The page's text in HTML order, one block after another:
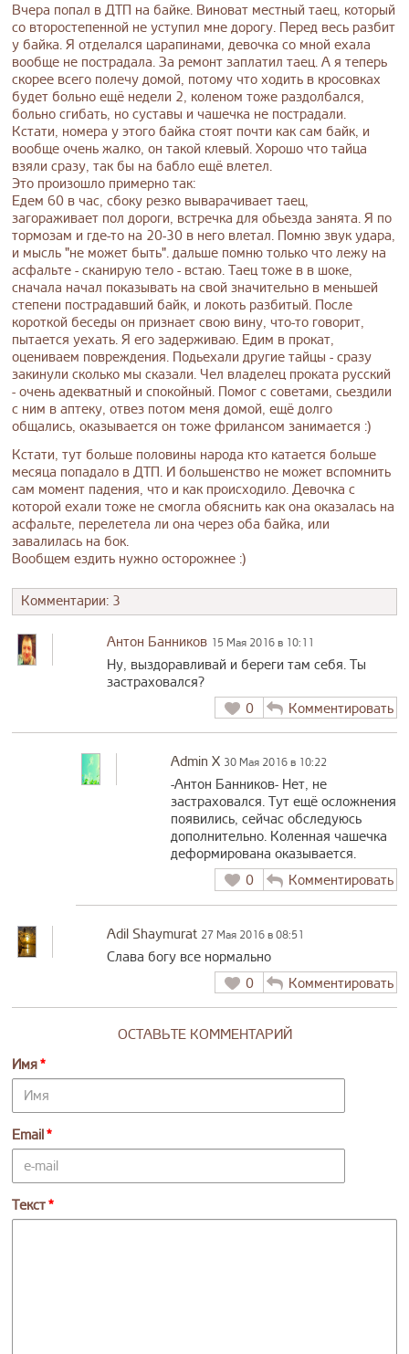
Вчера попал в ДТП на байке. Виноват местный таец, который
со второстепенной не уступил мне дорогу. Перед весь разбит
у байка. Я отделался царапинами, девочка со мной ехала
вообще не пострадала. За ремонт заплатил таец. А я теперь
скорее всего полечу домой, потому что ходить в кросовках
будет больно ещё недели 2, коленом тоже раздолбался,
больно сгибать, но суставы и чашечка не пострадали.
Кстати, номера у этого байка стоят почти как сам байк, и
вообще очень жалко, он такой клевый. Хорошо что тайца
взяли сразу, так бы на бабло ещё влетел.
Это произошло примерно так:
Едем 60 в час, сбоку резко выварачивает таец,
загораживает пол дороги, встречка для обьезда занята. Я по
тормозам и где-то на 20-30 в него влетал. Помню звук удара,
и мысль "не может быть". дальше помню только что лежу на
асфальте - сканирую тело - встаю. Таец тоже в в шоке,
сначала начал показывать на свой значительно в меньшей
степени пострадавший байк, и локоть разбитый. После
короткой беседы он признает свою вину, что-то говорит,
пытается уехать. Я его задерживаю. Едим в прокат,
оцениваем повреждения. Подьехали другие тайцы - сразу
закинули сколько мы сказали. Чел владелец проката русский
- очень адекватный и спокойный. Помог с советами, сьездили
с ним в аптеку, отвез потом меня домой, ещё долго
общались, оказывается он тоже фрилансом занимается :)
Кстати, тут больше половины народа кто катается больше
месяца попадало в ДТП. И большенство не может вспомнить
сам момент падения, что и как происходило. Девочка с
которой ехали тоже не смогла обяснить как она оказалась на
асфальте, перелетела ли она через оба байка, или
завалилась на бок.
Вообщем ездить нужно осторожнее :)
Комментарии: 3
Антон Банников 15 Мая 2016 в 10:11
Ну, выздоравливай и береги там себя. Ты
застраховался?
0
Комментировать
Admin X 30 Мая 2016 в 10:22
-Антон Банников- Нет, не
застраховался. Тут ещё осложнения
появились, сейчас обследуюсь
дополнительно. Коленная чашечка
деформирована оказывается.
0
Комментировать
Adil Shaymurat 27 Мая 2016 в 08:51
Слава богу все нормально
0
Комментировать
ОСТАВЬТЕ КОММЕНТАРИЙ
Имя
Email
Текст